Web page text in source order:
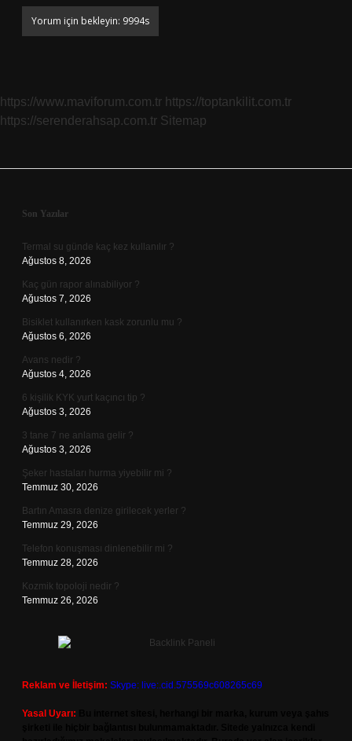
https://www.maviforum.com.tr https://toptankilit.com.tr
https://serenderahsap.com.tr Sitemap
Sidebar
Son Yazılar
Termal su günde kaç kez kullanılır ?
Ağustos 8, 2026
Kaç gün rapor alınabiliyor ?
Ağustos 7, 2026
Bisiklet kullanırken kask zorunlu mu ?
Ağustos 6, 2026
Avans nedir ?
Ağustos 4, 2026
6 kişilik KYK yurt kaçıncı tip ?
Ağustos 3, 2026
3 tane 7 ne anlama gelir ?
Ağustos 3, 2026
Şeker hastaları hurma yiyebilir mi ?
Temmuz 30, 2026
Bartın Amasra denize girilecek yerler ?
Temmuz 29, 2026
Telefon konuşması dinlenebilir mi ?
Temmuz 28, 2026
Kozmik topoloji nedir ?
Temmuz 26, 2026
Reklam ve İletişim: Skype: live:.cid.575569c608265c69
Yasal Uyarı: